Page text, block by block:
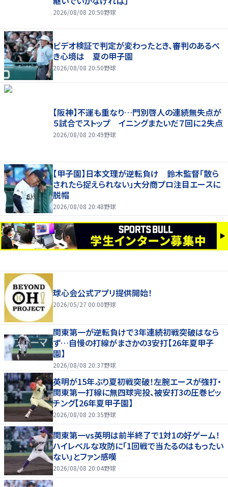
2026/08/08 20:50野球
ビデオ検証で判定が変わったとき、審判のあるべ
き心境は 夏の甲子園
2026/08/08 20:50野球
【阪神】不運も重なり…門別啓人の連続無失点が
５試合でストップ イニングまたいだ７回に２失点
2026/08/08 20:49野球
【甲子園】日本文理が逆転負け 鈴木監督「散ら
されたら捉えられない」大分商プロ注目エースに
脱帽
2026/08/08 20:48野球
球心会公式アプリ提供開始！
2026/05/27 00:00野球
関東第一が逆転負けで3年連続初戦突破はなら
ず…自慢の打線がまさかの3安打【26年夏甲子
園】
2026/08/08 20:37野球
英明が15年ぶり夏初戦突破！左腕エースが強打・
関東第一打線に無四球完投、被安打3の圧巻ピッ
チング【26年夏甲子園】
2026/08/08 20:35野球
関東第一vs英明は前半終了で1対1の好ゲーム！
ハイレベルな攻防に「1回戦で当たるのはもったい
ない」とファン感嘆
2026/08/08 20:04野球